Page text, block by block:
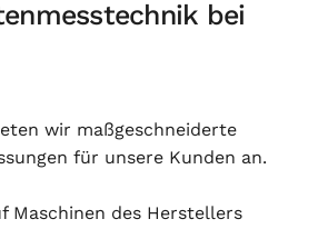
bei
wir maßgeschneiderte
für unsere Kunden an.
Maschinen des Herstellers